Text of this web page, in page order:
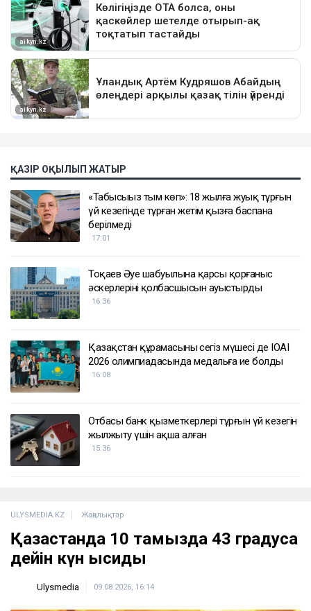
ҚАЗІР ОҚЫЛЫП ЖАТЫР
«Табысыңыз тым көп»: 18 жылға жуық тұрғын
үй кезегінде тұрған жетім қызға баспана
берілмеді
17:01
Тоқаев Әуе шабуылына қарсы қорғаныс
әскерлерінің қолбасшысын ауыстырды
16:36
Қазақстан құрамасының сегіз мүшесі де IOAI
2026 олимпиадасында медальға ие болды
16:08
Отбасы банк қызметкерлері тұрғын үй кезегін
жылжыту үшін ақша алған
15:36
ULYSMEDIA.KZ Жаңалықтар
Қазақстанда 10 тамызда 43 градусқа
дейін күн ысиды
Ulysmedia 09.08.2026, 16:14